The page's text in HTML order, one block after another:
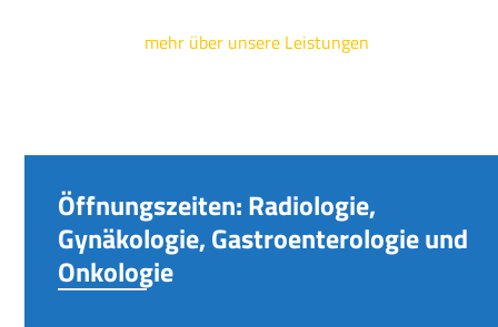
mehr über unsere Leistungen
Öffnungszeiten: Radiologie,
Gynäkologie, Gastroenterologie und
Onkologie